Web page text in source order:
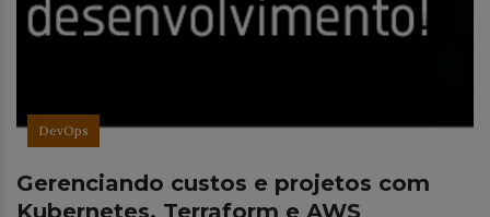
DevOps
Gerenciando custos e projetos com
Kubernetes, Terraform e AWS